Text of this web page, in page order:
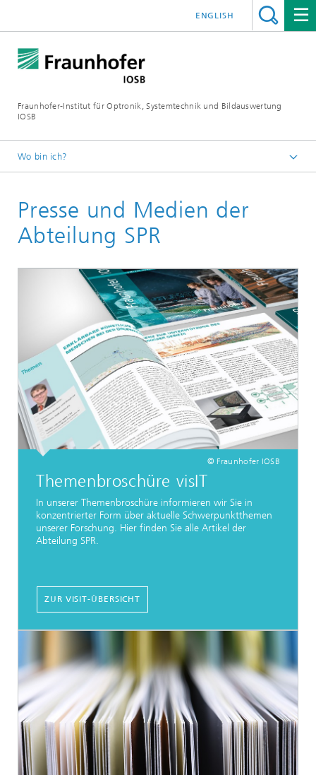
Fraunhofer-Institut für Optronik, Systemtechnik und Bildauswertung
IOSB
ENGLISH
Wo bin ich?
Kernkompetenz Optronik
Sichtprüfsysteme (SPR)
Presse und Medien der
Abteilung SPR
© Fraunhofer IOSB
Themenbroschüre visIT
In unserer Themenbroschüre informieren wir Sie in
konzentrierter Form über aktuelle Schwerpunktthemen
unserer Forschung. Hier finden Sie alle Artikel der
Abteilung SPR.
ZUR VISIT-ÜBERSICHT